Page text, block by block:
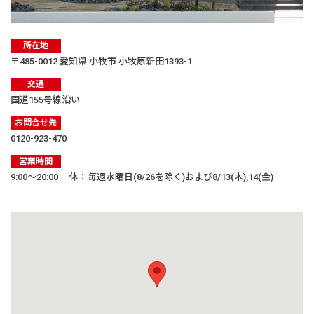
所在地
〒485-0012 愛知県 小牧市 小牧原新田1393-1
交通
国道155号線沿い
お問合せ先
0120-923-470
営業時間
9:00〜20:00 休：毎週水曜日(8/26を除く)および8/13(木),14(金)